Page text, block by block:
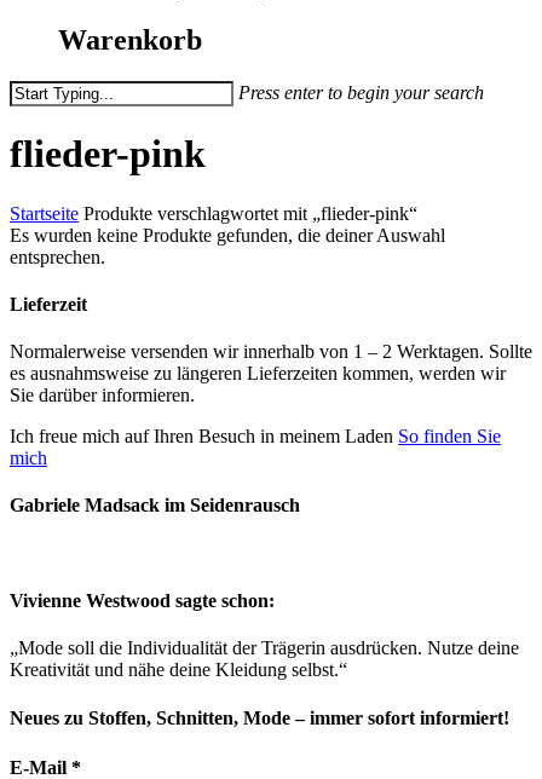
Warenkorb
Press enter to begin your search
Search
flieder-pink
Startseite Produkte verschlagwortet mit „flieder-pink“
Es wurden keine Produkte gefunden, die deiner Auswahl
entsprechen.
Lieferzeit
Normalerweise versenden wir innerhalb von 1 – 2 Werktagen. Sollte
es ausnahmsweise zu längeren Lieferzeiten kommen, werden wir
Sie darüber informieren.
Ich freue mich auf Ihren Besuch in meinem Laden So finden Sie
mich
Gabriele Madsack im Seidenrausch
Vivienne Westwood sagte schon:
„Mode soll die Individualität der Trägerin ausdrücken. Nutze deine
Kreativität und nähe deine Kleidung selbst.“
Neues zu Stoffen, Schnitten, Mode – immer sofort informiert!
E-Mail *